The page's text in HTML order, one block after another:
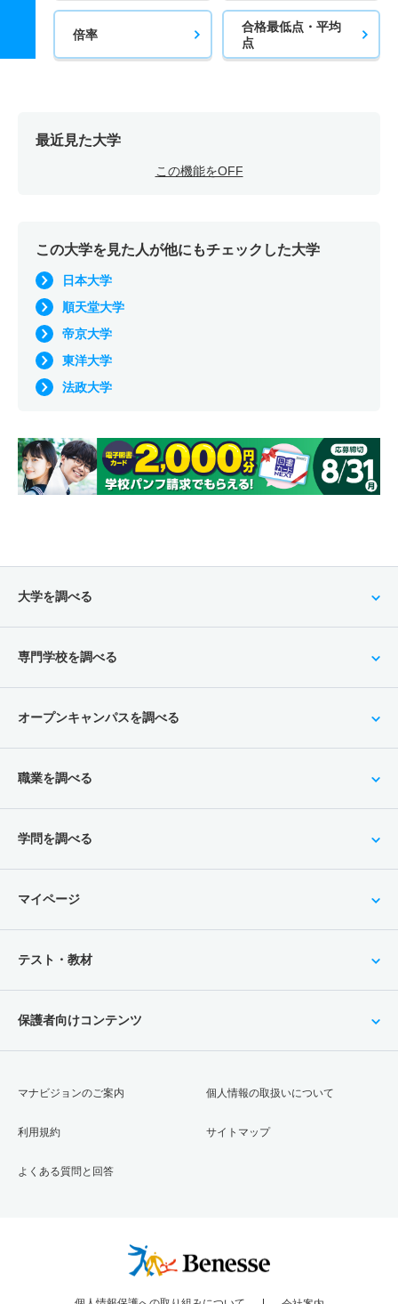
倍率
合格最低点・平均
点
最近見た大学
この機能をOFF
この大学を見た人が他にもチェックした大学
日本大学
順天堂大学
帝京大学
東洋大学
法政大学
大学を調べる
専門学校を調べる
オープンキャンパスを調べる
職業を調べる
学問を調べる
マイページ
テスト・教材
保護者向けコンテンツ
マナビジョンのご案内
利用規約
よくある質問と回答
個人情報の取扱いについて
サイトマップ